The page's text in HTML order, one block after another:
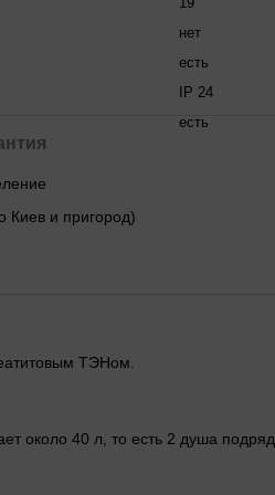
нет
есть
IP 24
есть
Киев и пригород)
ТЭНом.
около 40 л, то есть 2 душа подряд.